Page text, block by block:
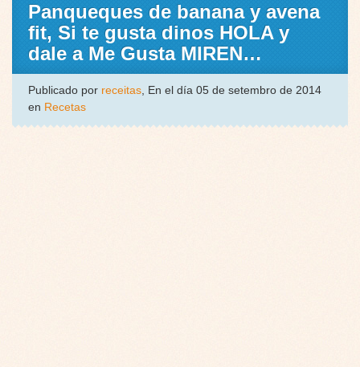
Panqueques de banana y avena
fit, Si te gusta dinos HOLA y
dale a Me Gusta MIREN…
Publicado por receitas, En el día 05 de setembro de 2014
en Recetas